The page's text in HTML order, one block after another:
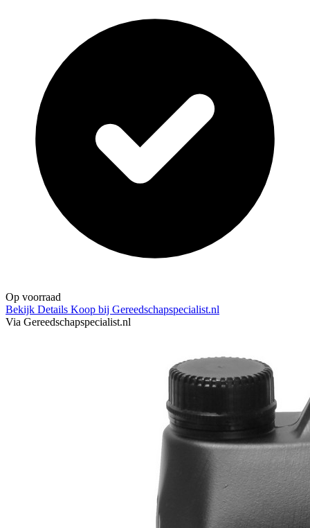
Op voorraad
Bekijk Details Koop bij Gereedschapspecialist.nl
Via Gereedschapspecialist.nl